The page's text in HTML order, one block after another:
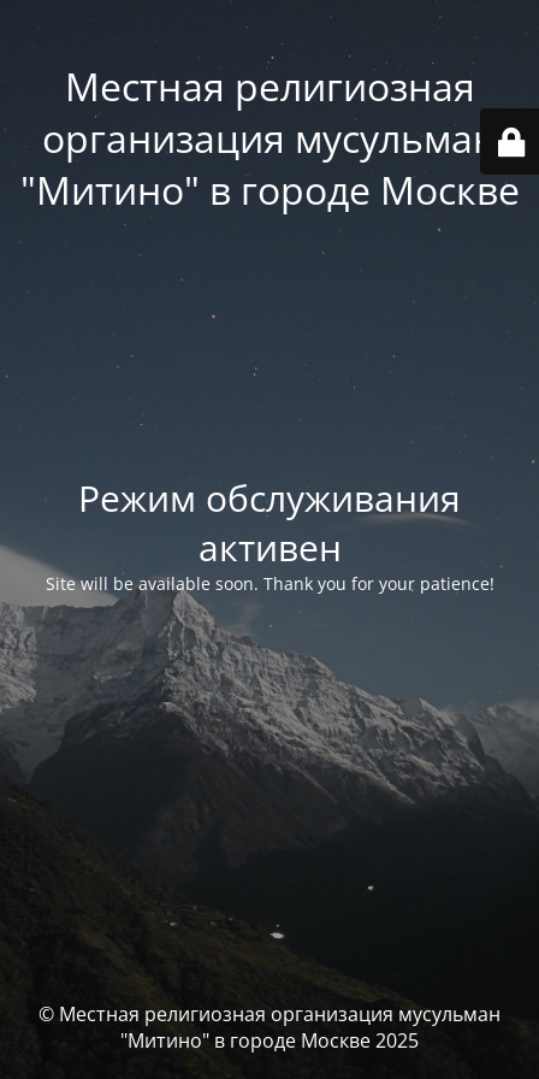
Местная религиозная
организация мусульман
"Митино" в городе Москве
Режим обслуживания
активен
Site will be available soon. Thank you for your patience!
© Местная религиозная организация мусульман
"Митино" в городе Москве 2025